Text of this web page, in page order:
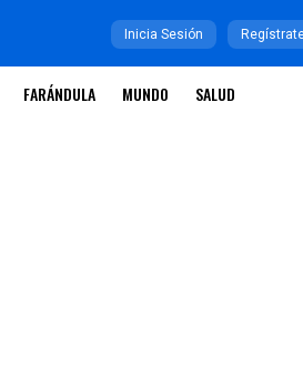
Inicia Sesión
FARÁNDULA MUNDO SALUD